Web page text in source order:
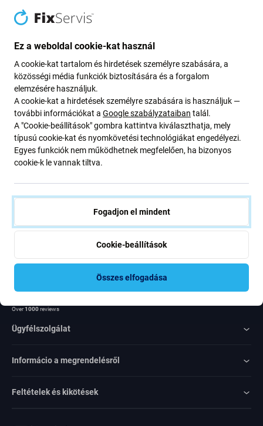
Newsletter Fix
Iratkozzon fel, hogy rendszeresen tájékoztatást kapjon az
ajánlatunkról szóló kedvezményekről és hírekről. Ugyanakkor
ennek az űrlapnak a benyújtásával megerősítem, hogy több mint
16 éves vagyok
Egyetértek azzal, hogy híreket kapjak
Over1000reviews
Ügyfélszolgálat
Informácio a megrendelésről
Feltételek és kikötések
Ez a weboldal cookie-kat használ
A cookie-kat tartalom és hirdetések személyre szabására, a
közösségi média funkciók biztosítására és a forgalom
elemzésére használjuk.
A cookie-kat a hirdetések személyre szabására is használjuk —
további információkat a Google szabályzataiban talál.
A "Cookie-beállítások" gombra kattintva kiválaszthatja, mely
típusú cookie-kat és nyomkövetési technológiákat engedélyezi.
Egyes funkciók nem működhetnek megfelelően, ha bizonyos
cookie-k le vannak tiltva.
Fogadjon el mindent
Cookie-beállítások
Összes elfogadása